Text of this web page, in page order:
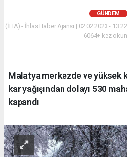
GÜNDEM
(İHA) - İhlas Haber Ajansı | 02.02.2023 -
6064+ kez
Malatya merkezde ve yüksek
kar yağışından dolayı 530
kapandı